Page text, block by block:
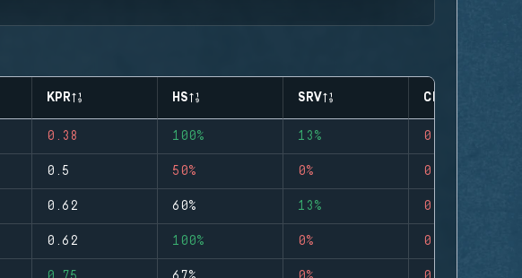
KPR HS SRV CLUTCHES
0.38 100% 13% 0
0.5 50% 0% 0
0.62 60% 13% 0
0.62 100% 0% 0